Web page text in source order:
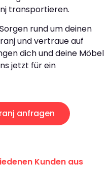
transportieren.
rund um deinen
und vertraue auf
dich und deine Möbel
jetzt für ein
anfragen
Kunden aus